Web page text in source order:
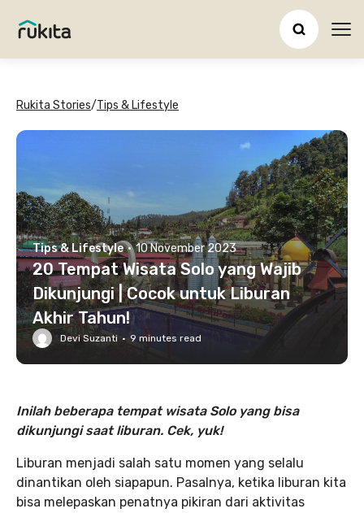
Rukita Stories/Tips & Lifestyle
Tips & Lifestyle · 10 November 2023
20 Tempat Wisata Solo yang Wajib
Dikunjungi | Cocok untuk Liburan
Akhir Tahun!
Devi Suzanti · 9 minutes read
Inilah beberapa tempat wisata Solo yang bisa
dikunjungi saat liburan. Cek, yuk!
Liburan menjadi salah satu momen yang selalu
dinantikan oleh siapapun. Pasalnya, ketika liburan kita
bisa melepaskan penatnya pikiran dari aktivitas